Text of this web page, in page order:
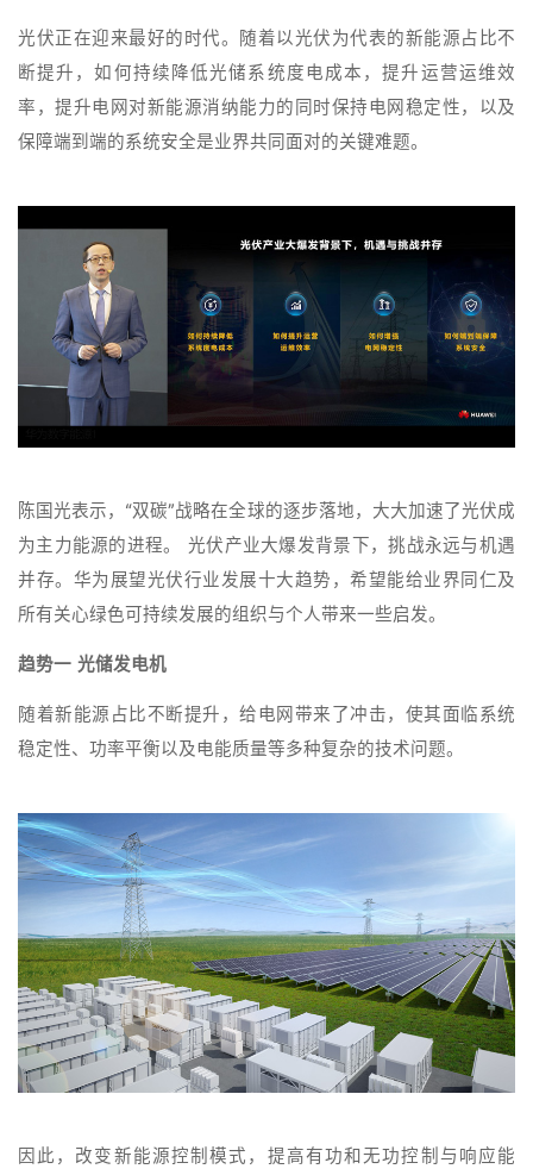
光伏正在迎来最好的时代。随着以光伏为代表的新能源占比不
断提升，如何持续降低光储系统度电成本，提升运营运维效
率，提升电网对新能源消纳能力的同时保持电网稳定性，以及
保障端到端的系统安全是业界共同面对的关键难题。
陈国光表示，“双碳”战略在全球的逐步落地，大大加速了光伏成
为主力能源的进程。 光伏产业大爆发背景下，挑战永远与机遇
并存。华为展望光伏行业发展十大趋势，希望能给业界同仁及
所有关心绿色可持续发展的组织与个人带来一些启发。
趋势一 光储发电机
随着新能源占比不断提升，给电网带来了冲击，使其面临系统
稳定性、功率平衡以及电能质量等多种复杂的技术问题。
因此，改变新能源控制模式，提高有功和无功控制与响应能